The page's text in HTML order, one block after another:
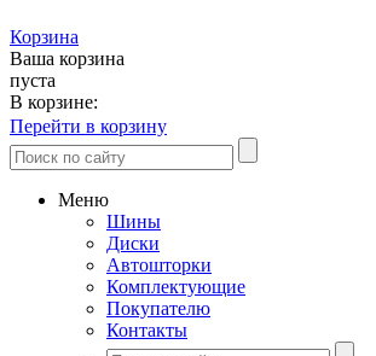
Корзина
Ваша корзина
пуста
В корзине:
Перейти в корзину
Меню
Шины
Диски
Автошторки
Комплектующие
Покупателю
Контакты